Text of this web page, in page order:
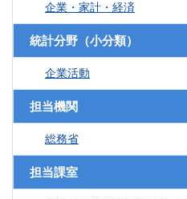
企業・家計・経済
統計分野（小分類）
企業活動
担当機関
総務省
担当課室